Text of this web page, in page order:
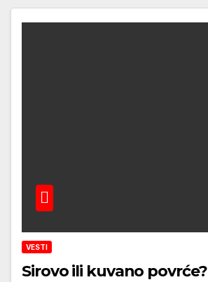
VESTI
Sirovo ili kuvano povrće?